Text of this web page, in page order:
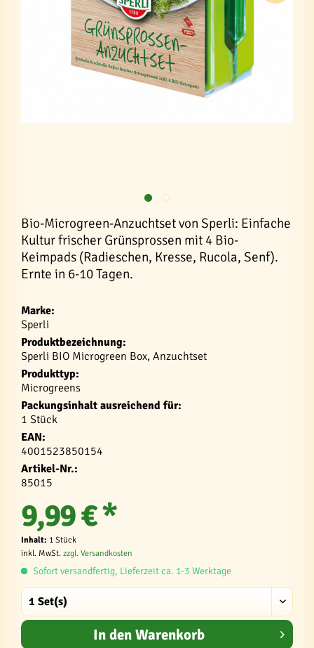
Bio-Microgreen-Anzuchtset von Sperli: Einfache
Kultur frischer Grünsprossen mit 4 Bio-
Keimpads (Radieschen, Kresse, Rucola, Senf).
Ernte in 6-10 Tagen.
Marke:
Sperli
Produktbezeichnung:
Sperli BIO Microgreen Box, Anzuchtset
Produkttyp:
Microgreens
Packungsinhalt ausreichend für:
1 Stück
EAN:
4001523850154
Artikel-Nr.:
85015
9,99 € *
Inhalt: 1 Stück
inkl. MwSt. zzgl. Versandkosten
Sofort versandfertig, Lieferzeit ca. 1-3 Werktage
In den Warenkorb